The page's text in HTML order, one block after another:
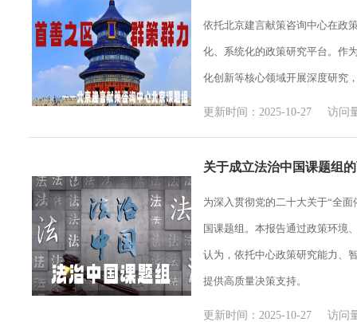
依托北京建言献策咨询中心在政
化、系统化的政策研究平台。作
化创新等核心领域开展深度研究
更新时间：2025-10-27 访问
关于成立法治中国课题组
为深入贯彻党的二十大关于“全
国课题组。本报告通过政策环境
认为，依托中心政策研究能力、
提供高质量决策支持。
更新时间：2025-10-27 访问